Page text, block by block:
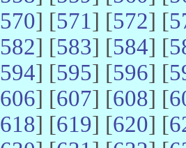
570] [571] [572] [
582] [583] [584] [
594] [595] [596] [
606] [607] [608] [
618] [619] [620] [